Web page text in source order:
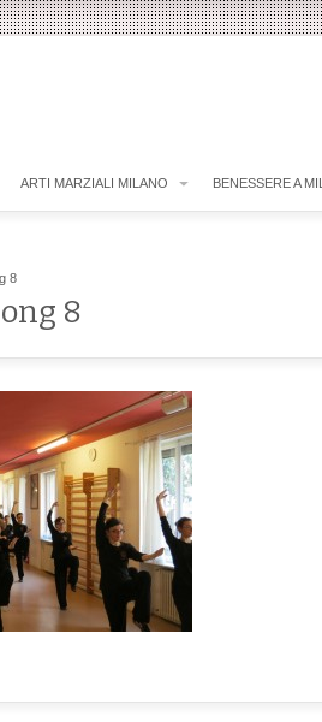
ARTI MARZIALI MILANO BENESSERE A
8
8